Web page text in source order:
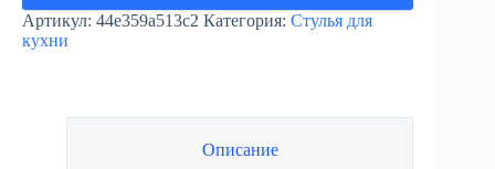
Артикул: 44e359a513c2 Категория: Стулья для
кухни
Описание